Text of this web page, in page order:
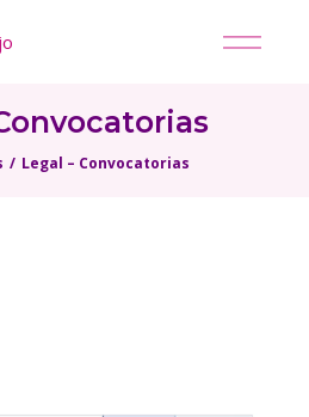
Legal – Convocatorias